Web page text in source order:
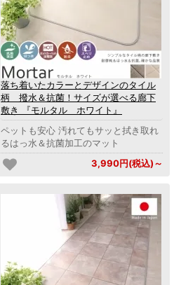
落ち着いたカラーとデザインのタイル
柄 撥水＆抗菌！サイズが選べる廊下
敷き 『モルタル ホワイト』
ペットも安心 汚れてもサッと拭き取れ
るはっ水＆抗菌加工のマット
3,990円(税込)～